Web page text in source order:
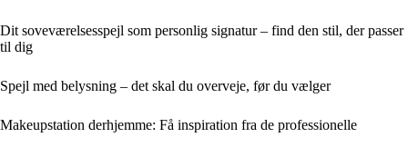
Dit soveværelsesspejl som personlig signatur – find den stil, der passer
til dig
Spejl med belysning – det skal du overveje, før du vælger
Makeupstation derhjemme: Få inspiration fra de professionelle